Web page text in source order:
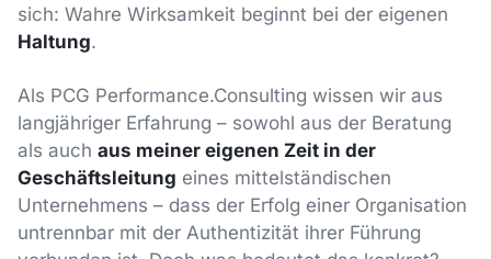
sich: Wahre Wirksamkeit beginnt bei der eigenen
Haltung.
Als PCG Performance.Consulting wissen wir aus
langjähriger Erfahrung – sowohl aus der Beratung
als auch aus meiner eigenen Zeit in der
Geschäftsleitung eines mittelständischen
Unternehmens – dass der Erfolg einer Organisation
untrennbar mit der Authentizität ihrer Führung